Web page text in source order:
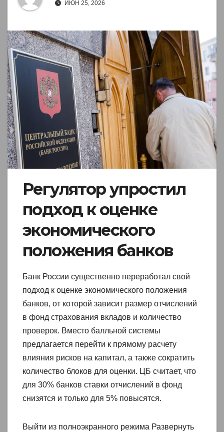
ИЮН 25, 2026
Регулятор упростил
подход к оценке
экономического
положения банков
Банк России существенно переработал свой
подход к оценке экономического положения
банков, от которой зависит размер отчислений
в фонд страхования вкладов и количество
проверок. Вместо балльной системы
предлагается перейти к прямому расчету
влияния рисков на капитал, а также сократить
количество блоков для оценки. ЦБ считает, что
для 30% банков ставки отчислений в фонд
снизятся и только для 5% повысятся.
Выйти из полноэкранного режима Развернуть